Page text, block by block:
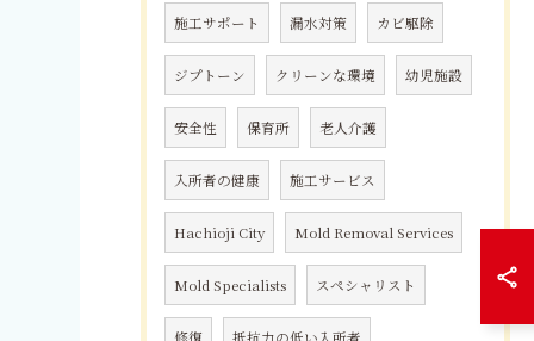
施工サポート 漏水対策 カビ駆除
ジプトーン クリーンな環境 幼児施設
安全性 保育所 老人介護
入所者の健康 施工サービス
Hachioji City Mold Removal Services
Mold Specialists スペシャリスト